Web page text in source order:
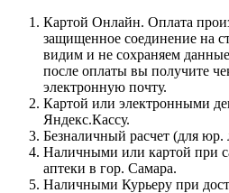
Картой Онлайн. Оплата
защищенное соединение на
видим и не сохраняем
после оплаты вы получите
электронную почту.
Картой или электронными
Яндекс.Кассу.
Безналичный расчет (для юр.
Наличными или картой при
аптеки в гор. Самара.
Наличными Курьеру при